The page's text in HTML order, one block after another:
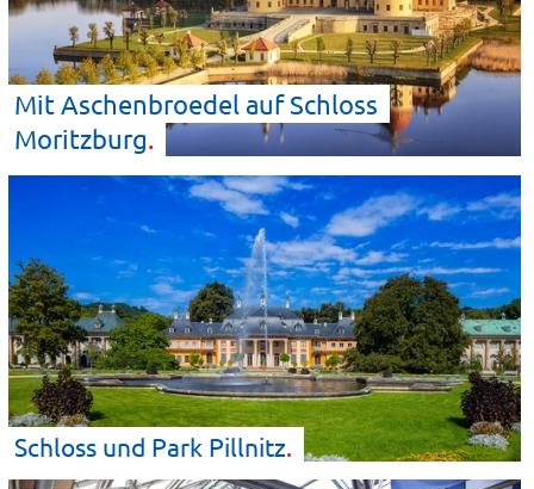
Mit Aschenbroedel auf Schloss
Moritzburg
Schloss und Park Pillnitz